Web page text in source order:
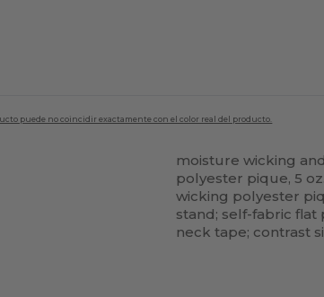
puede no coincidir exactamente con el color real del producto.
moisture wicking
polyester pique, 5
wicking polyester
stand; self-fabric flat
neck tape; contrast